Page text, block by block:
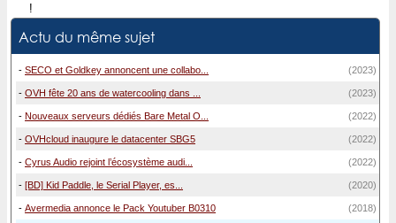
!
Actu du même sujet
- SECO et Goldkey annoncent une collabo... (2023)
- OVH fête 20 ans de watercooling dans ... (2023)
- Nouveaux serveurs dédiés Bare Metal O... (2022)
- OVHcloud inaugure le datacenter SBG5 (2022)
- Cyrus Audio rejoint l’écosystème audi... (2022)
- [BD] Kid Paddle, le Serial Player, es... (2020)
- Avermedia annonce le Pack Youtuber B0310 (2018)